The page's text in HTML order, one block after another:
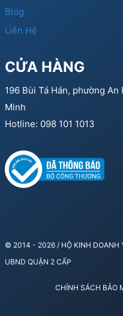
Blog
Liên Hệ
CỬA HÀNG
196 Bùi Tá Hán, phường
Minh
Hotline: 098 101 1013
© 2014 - 2026 / HỘ KINH DOANH
UBND QUẬN 2 CẤP
CHÍNH SÁCH BẢO